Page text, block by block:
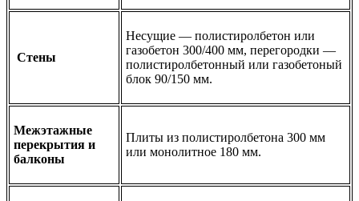
Стены
Несущие — полистиролбетон или
газобетон 300/400 мм, перегородки —
полистиролбетонный или газобетоный
блок 90/150 мм.
Межэтажные
перекрытия и
балконы
Плиты из полистиролбетона 300 мм
или монолитное 180 мм.